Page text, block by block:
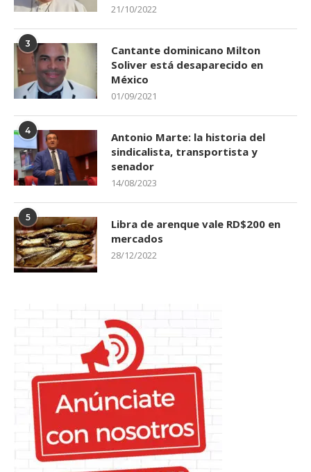
21/10/2022
3
Cantante dominicano Milton
Soliver está desaparecido en
México
01/09/2021
4
Antonio Marte: la historia del
sindicalista, transportista y
senador
14/08/2023
5
Libra de arenque vale RD$200 en
mercados
28/12/2022